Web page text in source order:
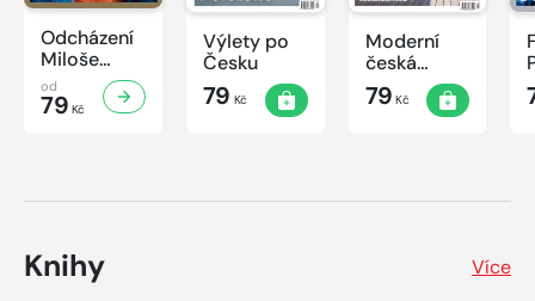
Odcházení
Miloše
Zemana
od
79 Kč
Výlety po
Česku
79 Kč
Moderní
česká
architektura
79 Kč
Knihy Více